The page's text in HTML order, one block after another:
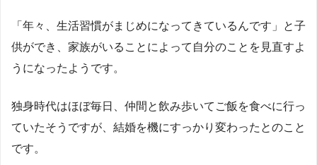
「年々、生活習慣がまじめになってきているんです」と子
供ができ、家族がいることによって自分のことを見直すよ
うになったようです。
独身時代はほぼ毎日、仲間と飲み歩いてご飯を食べに行っ
ていたそうですが、結婚を機にすっかり変わったとのこと
です。